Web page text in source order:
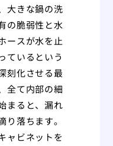
大きな鍋の洗
の脆弱性と水
ースが水を止
ているという
刻化させる最
全て内部の細
まると、漏れ
落ちます。
ャビネットを